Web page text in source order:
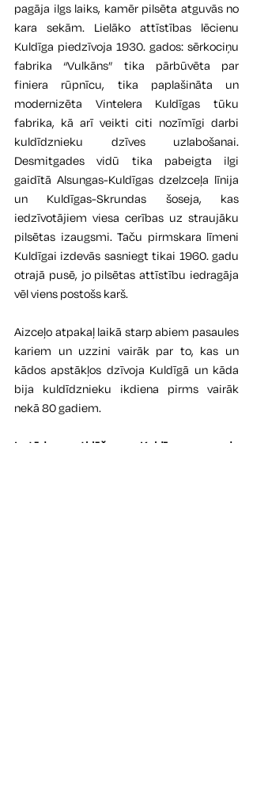
pagāja ilgs laiks, kamēr pilsēta atguvās no
kara sekām. Lielāko attīstības lēcienu
Kuldīga piedzīvoja 1930. gados: sērkociņu
fabrika “Vulkāns” tika pārbūvēta par
finiera rūpnīcu, tika paplašināta un
modernizēta Vintelera Kuldīgas tūku
fabrika, kā arī veikti citi nozīmīgi darbi
kuldīdznieku dzīves uzlabošanai.
Desmitgades vidū tika pabeigta ilgi
gaidītā Alsungas-Kuldīgas dzelzceļa līnija
un Kuldīgas-Skrundas šoseja, kas
iedzīvotājiem viesa cerības uz straujāku
pilsētas izaugsmi. Taču pirmskara līmeni
Kuldīgai izdevās sasniegt tikai 1960. gadu
otrajā pusē, jo pilsētas attīstību iedragāja
vēl viens postošs karš.
Aizceļo atpakaļ laikā starp abiem pasaules
kariem un uzzini vairāk par to, kas un
kādos apstākļos dzīvoja Kuldīgā un kāda
bija kuldīdznieku ikdiena pirms vairāk
nekā 80 gadiem.
Izstādes atklāšana Kuldīgas novada